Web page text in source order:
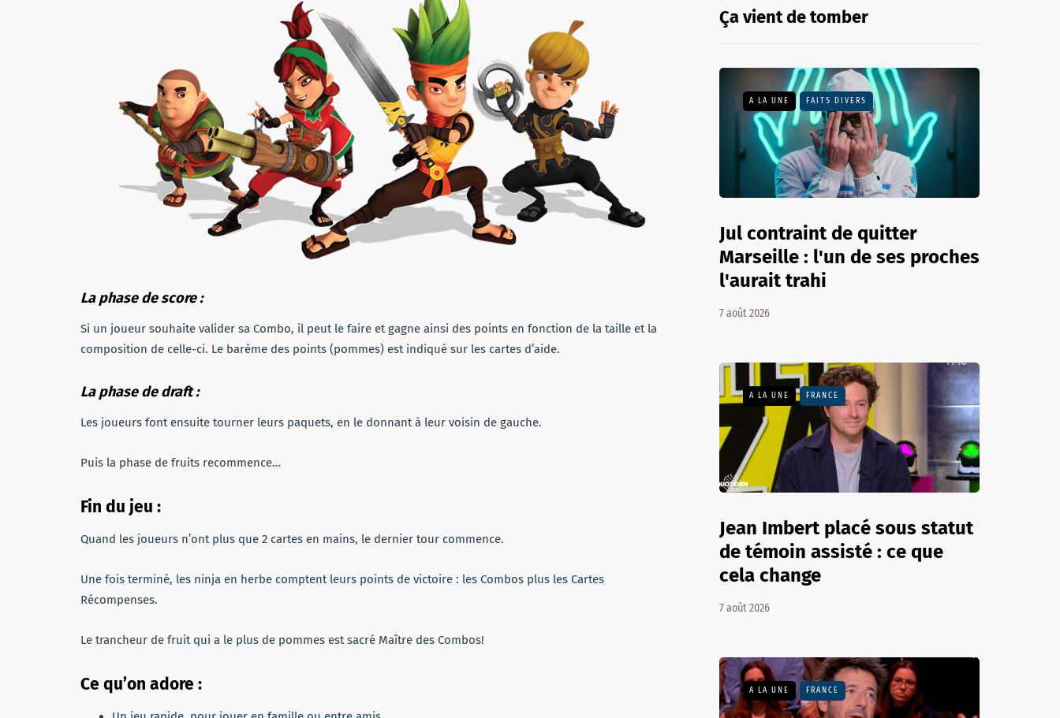
La phase de score :
Si un joueur souhaite valider sa Combo, il peut le faire et gagne ainsi des points en fonction de la taille et la
composition de celle-ci. Le barème des points (pommes) est indiqué sur les cartes d’aide.
La phase de draft :
Les joueurs font ensuite tourner leurs paquets, en le donnant à leur voisin de gauche.
Puis la phase de fruits recommence…
Fin du jeu :
Quand les joueurs n’ont plus que 2 cartes en mains, le dernier tour commence.
Une fois terminé, les ninja en herbe comptent leurs points de victoire : les Combos plus les Cartes
Récompenses.
Le trancheur de fruit qui a le plus de pommes est sacré Maître des Combos!
Ce qu’on adore :
Ça vient de tomber
A LA UNE FAITS DIVERS
Jul contraint de quitter
Marseille : l'un de ses proches
l'aurait trahi
7 août 2026
A LA UNE FRANCE
Jean Imbert placé sous statut
de témoin assisté : ce que
cela change
7 août 2026
A LA UNE FRANCE